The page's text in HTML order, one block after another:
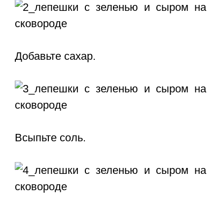
Добавьте сахар.
Всыпьте соль.